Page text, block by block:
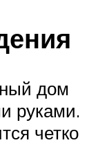
дом
руками.
четко